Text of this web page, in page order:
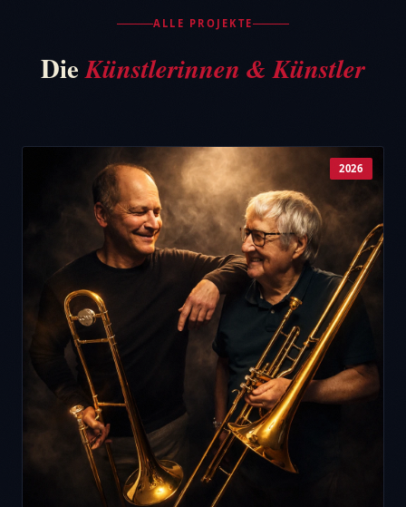
ALLE PROJEKTE
DieKünstlerinnen & Künstler
2026